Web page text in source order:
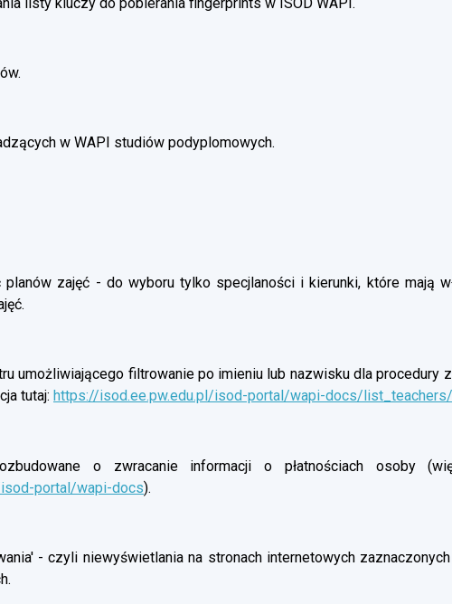
w WAPI studiów podyplomowych.
planów zajęć - do wyboru tylko specjlaności i kierunki, które mają
umożliwiającego filtrowanie po imieniu lub nazwisku dla procedury
tutaj: https://isod.ee.pw.edu.pl/isod-portal/wapi-docs/list_teachers/
o zwracanie informacji o płatnościach osoby
portal/wapi-docs).
- czyli niewyświetlania na stronach internetowych zaznaczonych